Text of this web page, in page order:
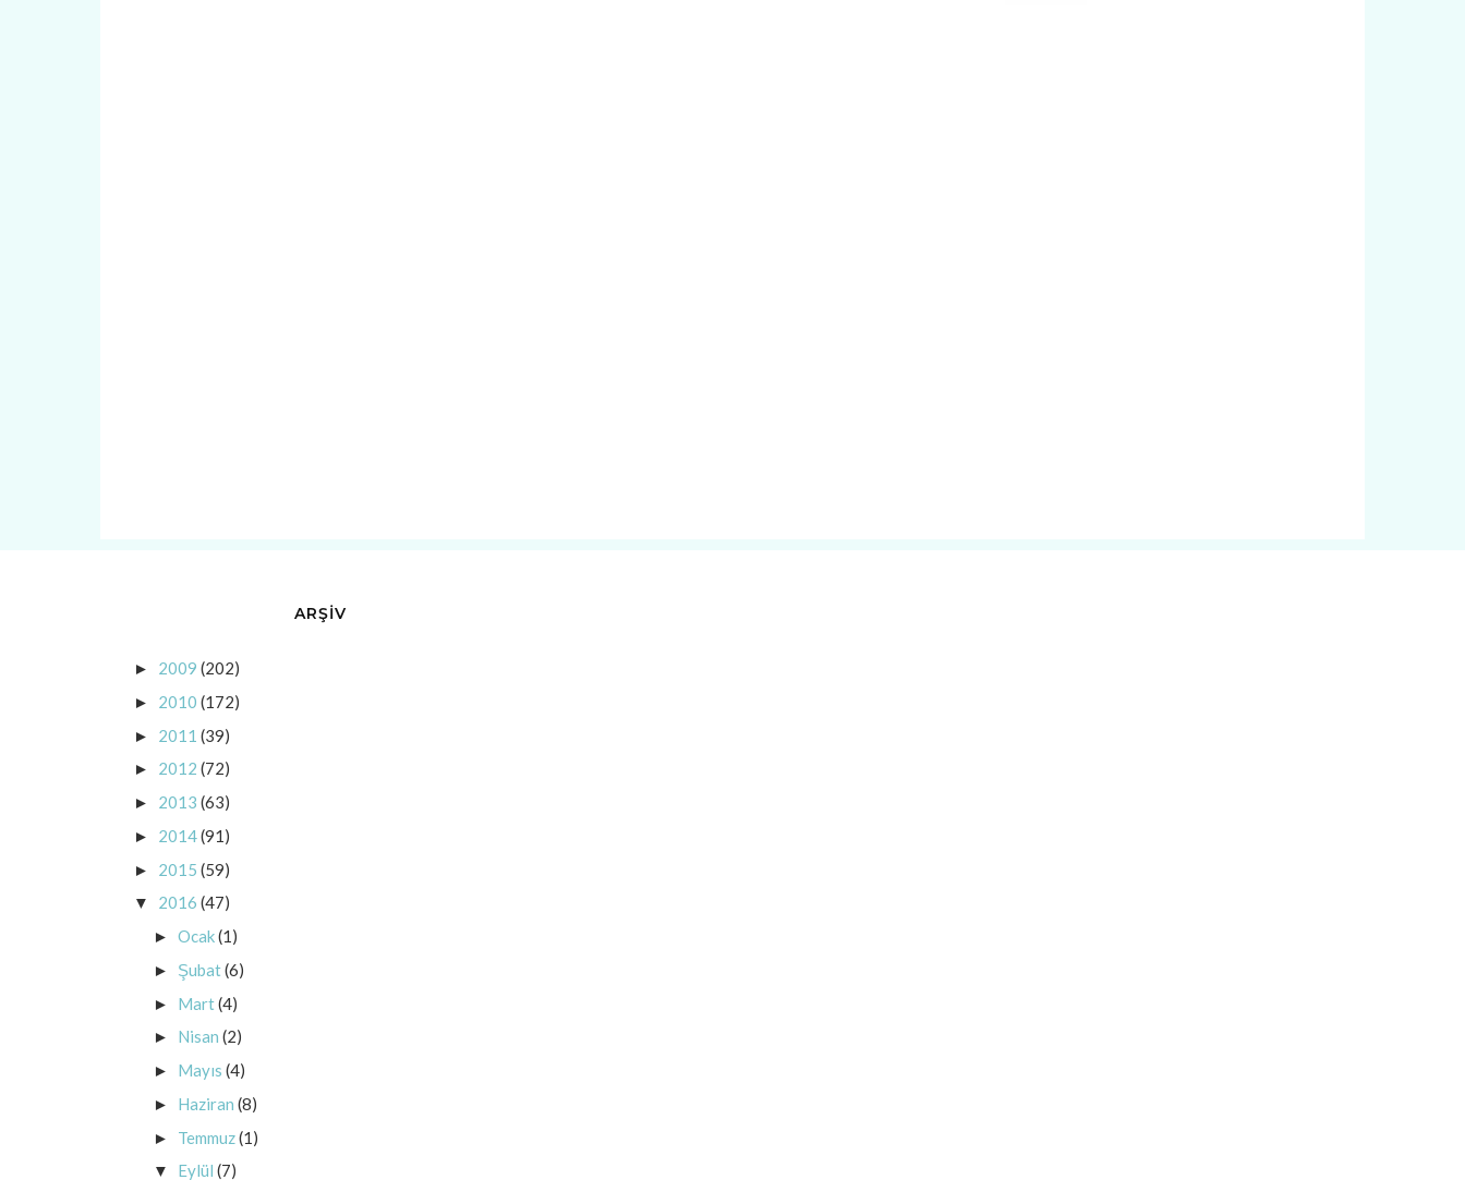
ARŞİV
► 2009 (202)
► 2010 (172)
► 2011 (39)
► 2012 (72)
► 2013 (63)
► 2014(91)
► 2015 (59)
▼ 2016 (47)
► Ocak(1)
► Şubat(6)
► Mart(4)
► Nisan (2)
► Mayıs (4)
► Haziran (8)
► Temmuz(1)
▼ Eylül (7)